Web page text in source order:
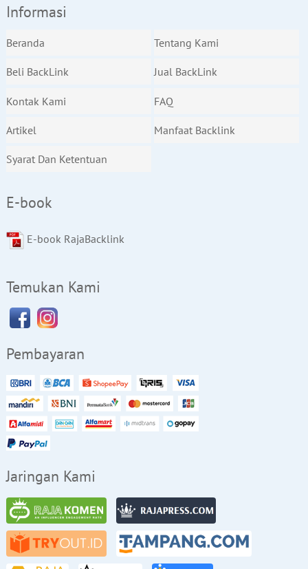
Informasi
Beranda Tentang Kami
Beli BackLink Jual BackLink
Kontak Kami FAQ
Artikel Manfaat Backlink
Syarat Dan Ketentuan
E-book
E-book RajaBacklink
Temukan Kami
Pembayaran
Jaringan Kami